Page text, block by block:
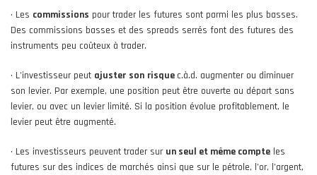
• Les commissions pour trader les futures sont parmi les plus basses.
Des commissions basses et des spreads serrés font des futures des
instruments peu coûteux à trader.
• L'investisseur peut ajuster son risque c.à.d. augmenter ou diminuer
son levier. Par exemple, une position peut être ouverte au départ sans
levier, ou avec un levier limité. Si la position évolue profitablement, le
levier peut être augmenté.
• Les investisseurs peuvent trader sur un seul et même compte les
futures sur des indices de marchés ainsi que sur le pétrole, l’or, l’argent,